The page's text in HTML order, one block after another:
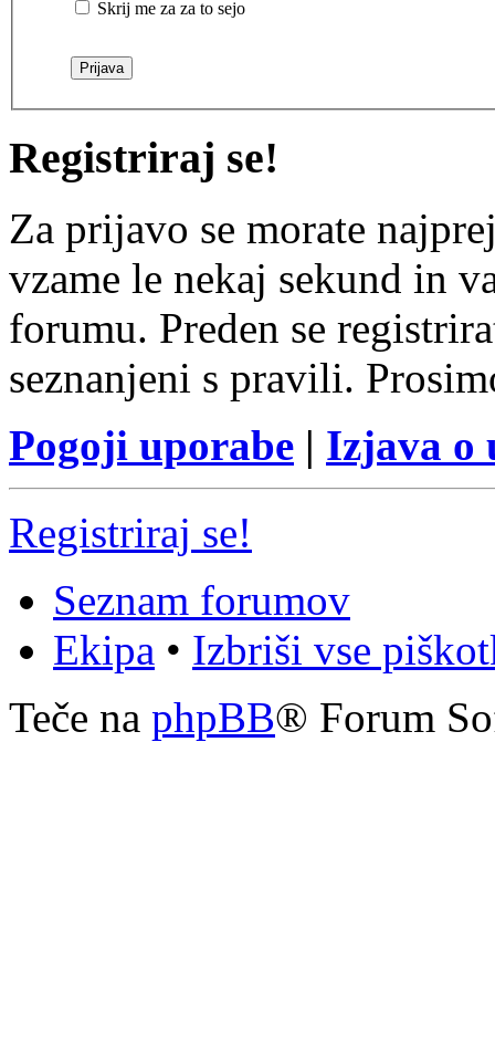
Skrij me za za to sejo
Registriraj se!
Za prijavo se morate
vzame le nekaj sekund in
forumu. Preden se
seznanjeni s pravili.
Pogoji uporabe | Izjava o
Registriraj se!
Seznam forumov
Ekipa • Izbriši vse
Teče na phpBB® Forum